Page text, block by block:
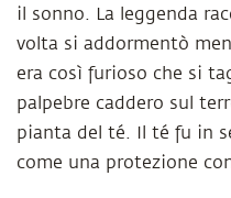
il sonno. La leggenda
volta si addormentò
era così furioso che si
palpebre caddero sul
pianta del té. Il té fu in
come una protezione